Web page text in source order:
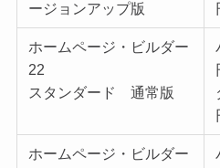
ージョンアップ版
ホームページ・ビルダー
22
スタンダード 通常版
ホームページ・ビルダー